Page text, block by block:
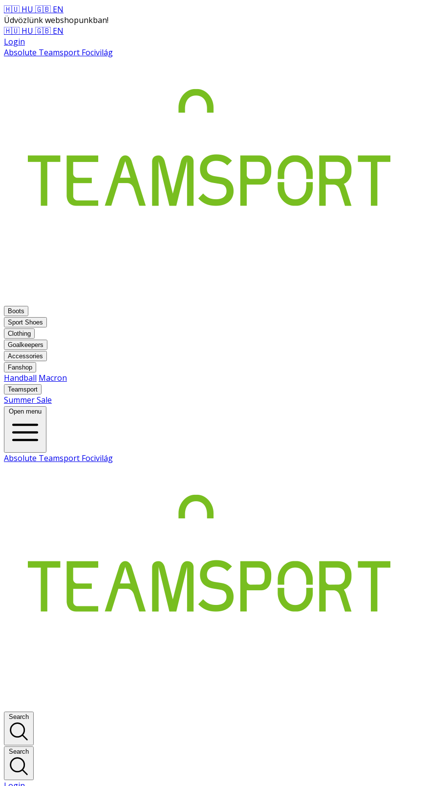
🇭🇺 HU 🇬🇧 EN
Üdvözlünk webshopunkban!
🇭🇺 HU 🇬🇧 EN
Login
Absolute Teamsport Focivilág
Boots
Sport Shoes
Clothing
Goalkeepers
Accessories
Fanshop
Handball Macron
Teamsport
Summer Sale
Open menu
Absolute Teamsport Focivilág
Search
Search